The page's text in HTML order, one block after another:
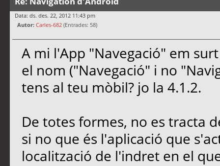
Data: ds. des. 22, 2012 11:43 pm
Autor: Carles-682 (Entrades: 58)
A mi l'App "Navegació" em
el nom ("Navegació" i no
tens al teu mòbil? jo la 4.1.2.
De totes formes, no es tracta
si no que és l'aplicació que
localització de l'indret en el